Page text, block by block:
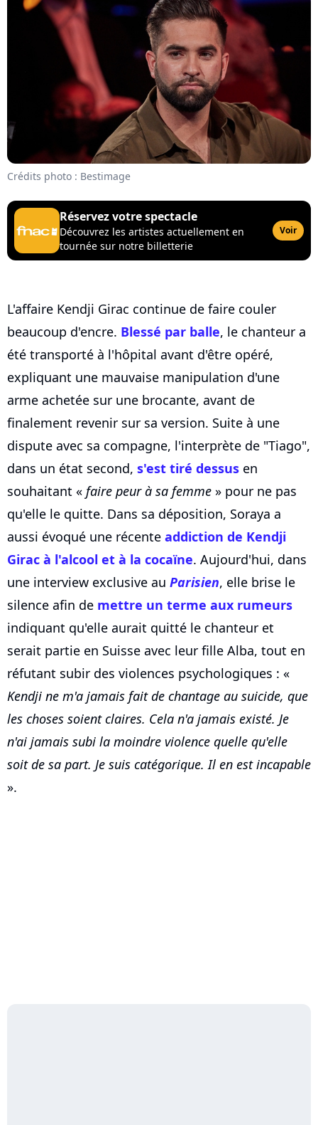
Crédits photo : Bestimage
Réservez votre spectacle
Découvrez les artistes actuellement en
tournée sur notre billetterie
Voir
L'affaire Kendji Girac continue de faire couler
beaucoup d'encre. Blessé par balle, le chanteur a
été transporté à l'hôpital avant d'être opéré,
expliquant une mauvaise manipulation d'une
arme achetée sur une brocante, avant de
finalement revenir sur sa version. Suite à une
dispute avec sa compagne, l'interprète de "Tiago",
dans un état second, s'est tiré dessus en
souhaitant « faire peur à sa femme » pour ne pas
qu'elle le quitte. Dans sa déposition, Soraya a
aussi évoqué une récente addiction de Kendji
Girac à l'alcool et à la cocaïne. Aujourd'hui, dans
une interview exclusive au Parisien, elle brise le
silence afin de mettre un terme aux rumeurs
indiquant qu'elle aurait quitté le chanteur et
serait partie en Suisse avec leur fille Alba, tout en
réfutant subir des violences psychologiques : «
Kendji ne m'a jamais fait de chantage au suicide, que
les choses soient claires. Cela n'a jamais existé. Je
n'ai jamais subi la moindre violence quelle qu'elle
soit de sa part. Je suis catégorique. Il en est incapable
».